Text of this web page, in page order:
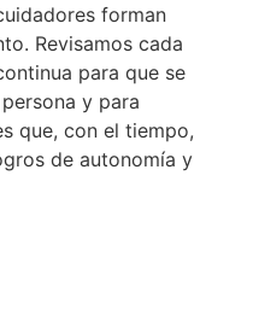
forman
Revisamos cada
para que se
y para
que, con el tiempo,
de autonomía y